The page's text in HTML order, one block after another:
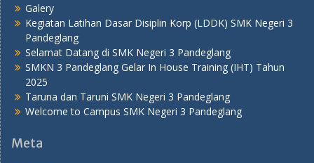
Galery
Kegiatan Latihan Dasar Disiplin Korp (LDDK) SMK Negeri 3
Pandeglang
Selamat Datang di SMK Negeri 3 Pandeglang
SMKN 3 Pandeglang Gelar In House Training (IHT) Tahun
2025
Taruna dan Taruni SMK Negeri 3 Pandeglang
Welcome to Campus SMK Negeri 3 Pandeglang
Meta